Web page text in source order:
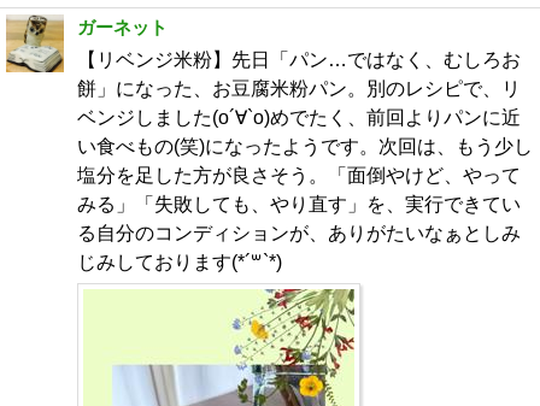
ガーネット
【リベンジ米粉】先日「パン…ではなく、むしろお
餅」になった、お豆腐米粉パン。別のレシピで、リ
ベンジしました(о´∀`о)めでたく、前回よりパンに近
い食べもの(笑)になったようです。次回は、もう少し
塩分を足した方が良さそう。「面倒やけど、やって
みる」「失敗しても、やり直す」を、実行できてい
る自分のコンディションが、ありがたいなぁとしみ
じみしております(*´꒳`*)